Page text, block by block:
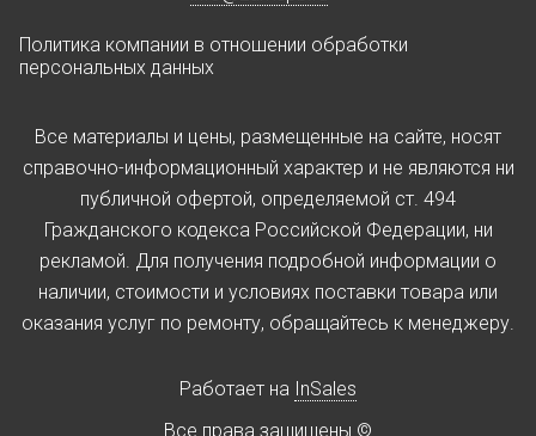
Политика компании в отношении обработки
персональных данных
Все материалы и цены, размещенные на сайте, носят
справочно-информационный характер и не являются ни
публичной офертой, определяемой ст. 494
Гражданского кодекса Российской Федерации, ни
рекламой. Для получения подробной информации о
наличии, стоимости и условиях поставки товара или
оказания услуг по ремонту, обращайтесь к менеджеру.
Работает на InSales
Все права защищены ©